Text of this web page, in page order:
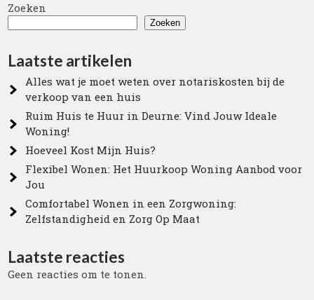
Zoeken
Zoeken
Laatste artikelen
Alles wat je moet weten over notariskosten bij de
verkoop van een huis
Ruim Huis te Huur in Deurne: Vind Jouw Ideale
Woning!
Hoeveel Kost Mijn Huis?
Flexibel Wonen: Het Huurkoop Woning Aanbod voor
Jou
Comfortabel Wonen in een Zorgwoning:
Zelfstandigheid en Zorg Op Maat
Laatste reacties
Geen reacties om te tonen.